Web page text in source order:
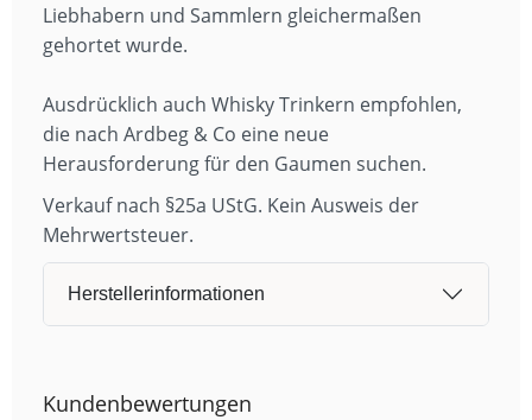
Liebhabern und Sammlern gleichermaßen
gehortet wurde.
Ausdrücklich auch Whisky Trinkern empfohlen,
die nach Ardbeg & Co eine neue
Herausforderung für den Gaumen suchen.
Verkauf nach §25a UStG. Kein Ausweis der
Mehrwertsteuer.
Herstellerinformationen
Kundenbewertungen